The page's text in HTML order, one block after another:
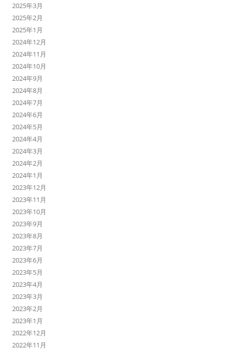
2025年3月
2025年2月
2025年1月
2024年12月
2024年11月
2024年10月
2024年9月
2024年8月
2024年7月
2024年6月
2024年5月
2024年4月
2024年3月
2024年2月
2024年1月
2023年12月
2023年11月
2023年10月
2023年9月
2023年8月
2023年7月
2023年6月
2023年5月
2023年4月
2023年3月
2023年2月
2023年1月
2022年12月
2022年11月